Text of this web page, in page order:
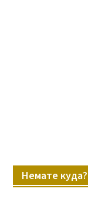
Немате куда?